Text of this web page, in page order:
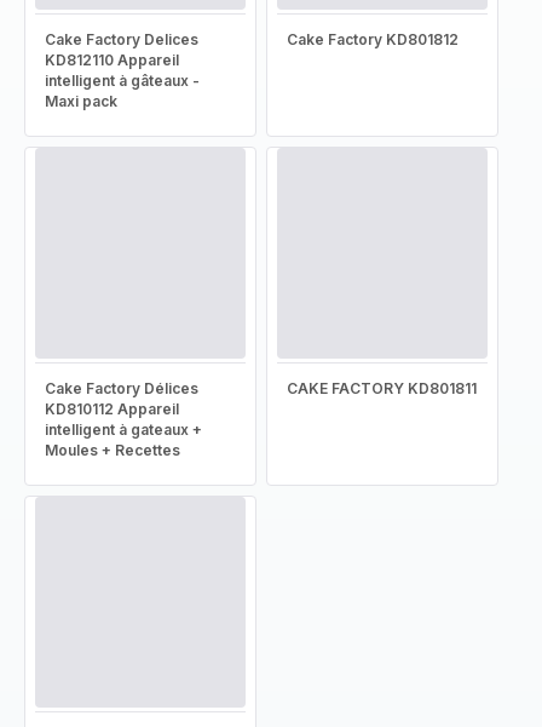
Cake Factory Delices
KD812110 Appareil
intelligent à gâteaux -
Maxi pack
Cake Factory KD801812
Cake Factory Délices
KD810112 Appareil
intelligent à gateaux +
Moules + Recettes
CAKE FACTORY KD801811